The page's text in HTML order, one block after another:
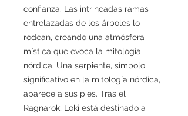
confianza. Las intrincadas ramas
entrelazadas de los árboles lo
rodean, creando una atmósfera
mística que evoca la mitología
nórdica. Una serpiente, símbolo
significativo en la mitología nórdica,
aparece a sus pies. Tras el
Ragnarok, Loki está destinado a